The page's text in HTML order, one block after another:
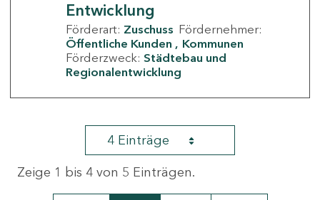
Entwicklung
Förderart: Zuschuss Fördernehmer:
Öffentliche Kunden
Kommunen
Förderzweck: Städtebau und
Regionalentwicklung
4 Einträge
Zeige 1 bis 4 von 5 Einträgen.